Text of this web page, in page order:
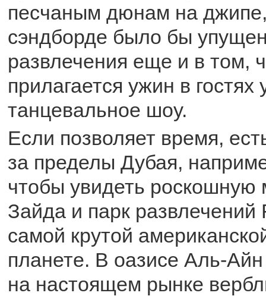
песчаным дюнам на
сэндборде было бы
развлечения еще и в том,
прилагается ужин в гостях
танцевальное шоу.
Если позволяет время,
за пределы Дубая,
чтобы увидеть роскошную
Зайда и парк развлечений
самой крутой
планете. В оазисе Аль-
на настоящем рынке